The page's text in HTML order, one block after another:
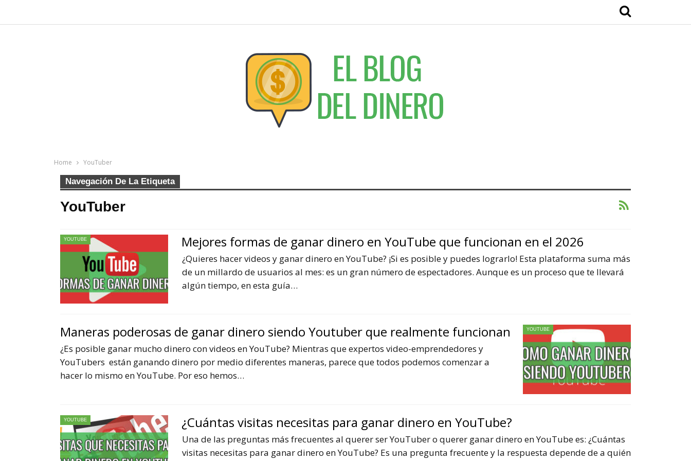
Home YouTuber
Navegación De La Etiqueta
YouTuber
YOUTUBE Mejores formas de ganar dinero en YouTube que funcionan en el 2026
¿Quieres hacer videos y ganar dinero en YouTube? ¡Si es posible y puedes lograrlo! Esta plataforma suma más
de un millardo de usuarios al mes: es un gran número de espectadores. Aunque es un proceso que te llevará
algún tiempo, en esta guía…
YOUTUBE
Maneras poderosas de ganar dinero siendo Youtuber que realmente funcionan
¿Es posible ganar mucho dinero con videos en YouTube? Mientras que expertos video-emprendedores y
YouTubers están ganando dinero por medio diferentes maneras, parece que todos podemos comenzar a
hacer lo mismo en YouTube. Por eso hemos…
YOUTUBE ¿Cuántas visitas necesitas para ganar dinero en YouTube?
Una de las preguntas más frecuentes al querer ser YouTuber o querer ganar dinero en YouTube es: ¿Cuántas
visitas necesitas para ganar dinero en YouTube? Es una pregunta frecuente y la respuesta depende de a quién